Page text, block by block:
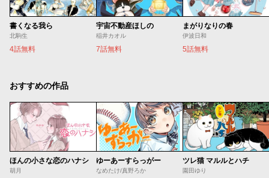
書くなる我ら
北駒生
4話無料
宇宙不動産ほしの
稲井カオル
7話無料
まがりなりの春
伊波日和
5話無料
おすすめの作品
ほんの小さな恋のハナシ
胡月
ゆーあーすらっがー
なめたけ/真野ろか
ツレ猫 マルルとハチ
園田ゆり